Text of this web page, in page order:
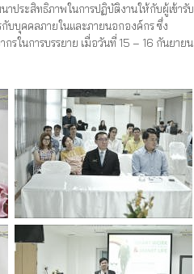
ประสิทธิภาพในการปฏิบัติงานให้กับผู้เข้ารับ
กับบุคคลภายในและภายนอกองค์กร ซึ่ง
ในการบรรยาย เมื่อวันที่ 15 – 16 กันยายน